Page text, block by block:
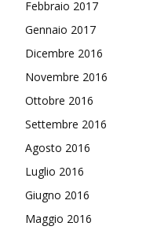
Febbraio 2017
Gennaio 2017
Dicembre 2016
Novembre 2016
Ottobre 2016
Settembre 2016
Agosto 2016
Luglio 2016
Giugno 2016
Maggio 2016